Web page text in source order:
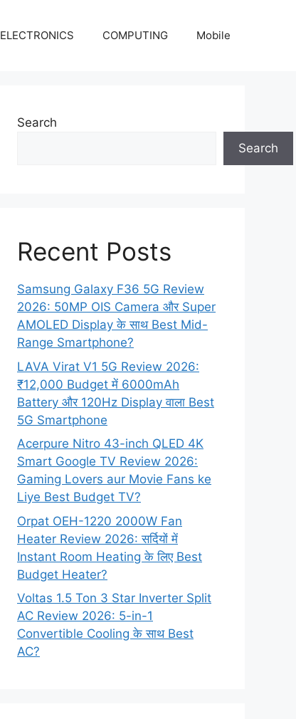
ELECTRONICS COMPUTING Mobile
Search
Search
Recent Posts
Samsung Galaxy F36 5G Review
2026: 50MP OIS Camera और Super
AMOLED Display के साथ Best Mid-
Range Smartphone?
LAVA Virat V1 5G Review 2026:
₹12,000 Budget में 6000mAh
Battery और 120Hz Display वाला Best
5G Smartphone
Acerpure Nitro 43-inch QLED 4K
Smart Google TV Review 2026:
Gaming Lovers aur Movie Fans ke
Liye Best Budget TV?
Orpat OEH-1220 2000W Fan
Heater Review 2026: सर्दियों में
Instant Room Heating के लिए Best
Budget Heater?
Voltas 1.5 Ton 3 Star Inverter Split
AC Review 2026: 5-in-1
Convertible Cooling के साथ Best
AC?